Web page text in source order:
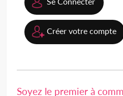
Créer votre compte
Soyez le premier à